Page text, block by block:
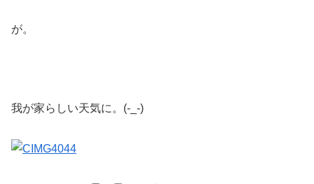
が。
我が家らしい天気に。(-_-)